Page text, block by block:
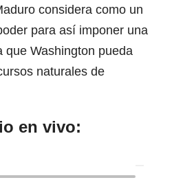
considera como un
para así imponer una
que Washington pueda
naturales de
en vivo: